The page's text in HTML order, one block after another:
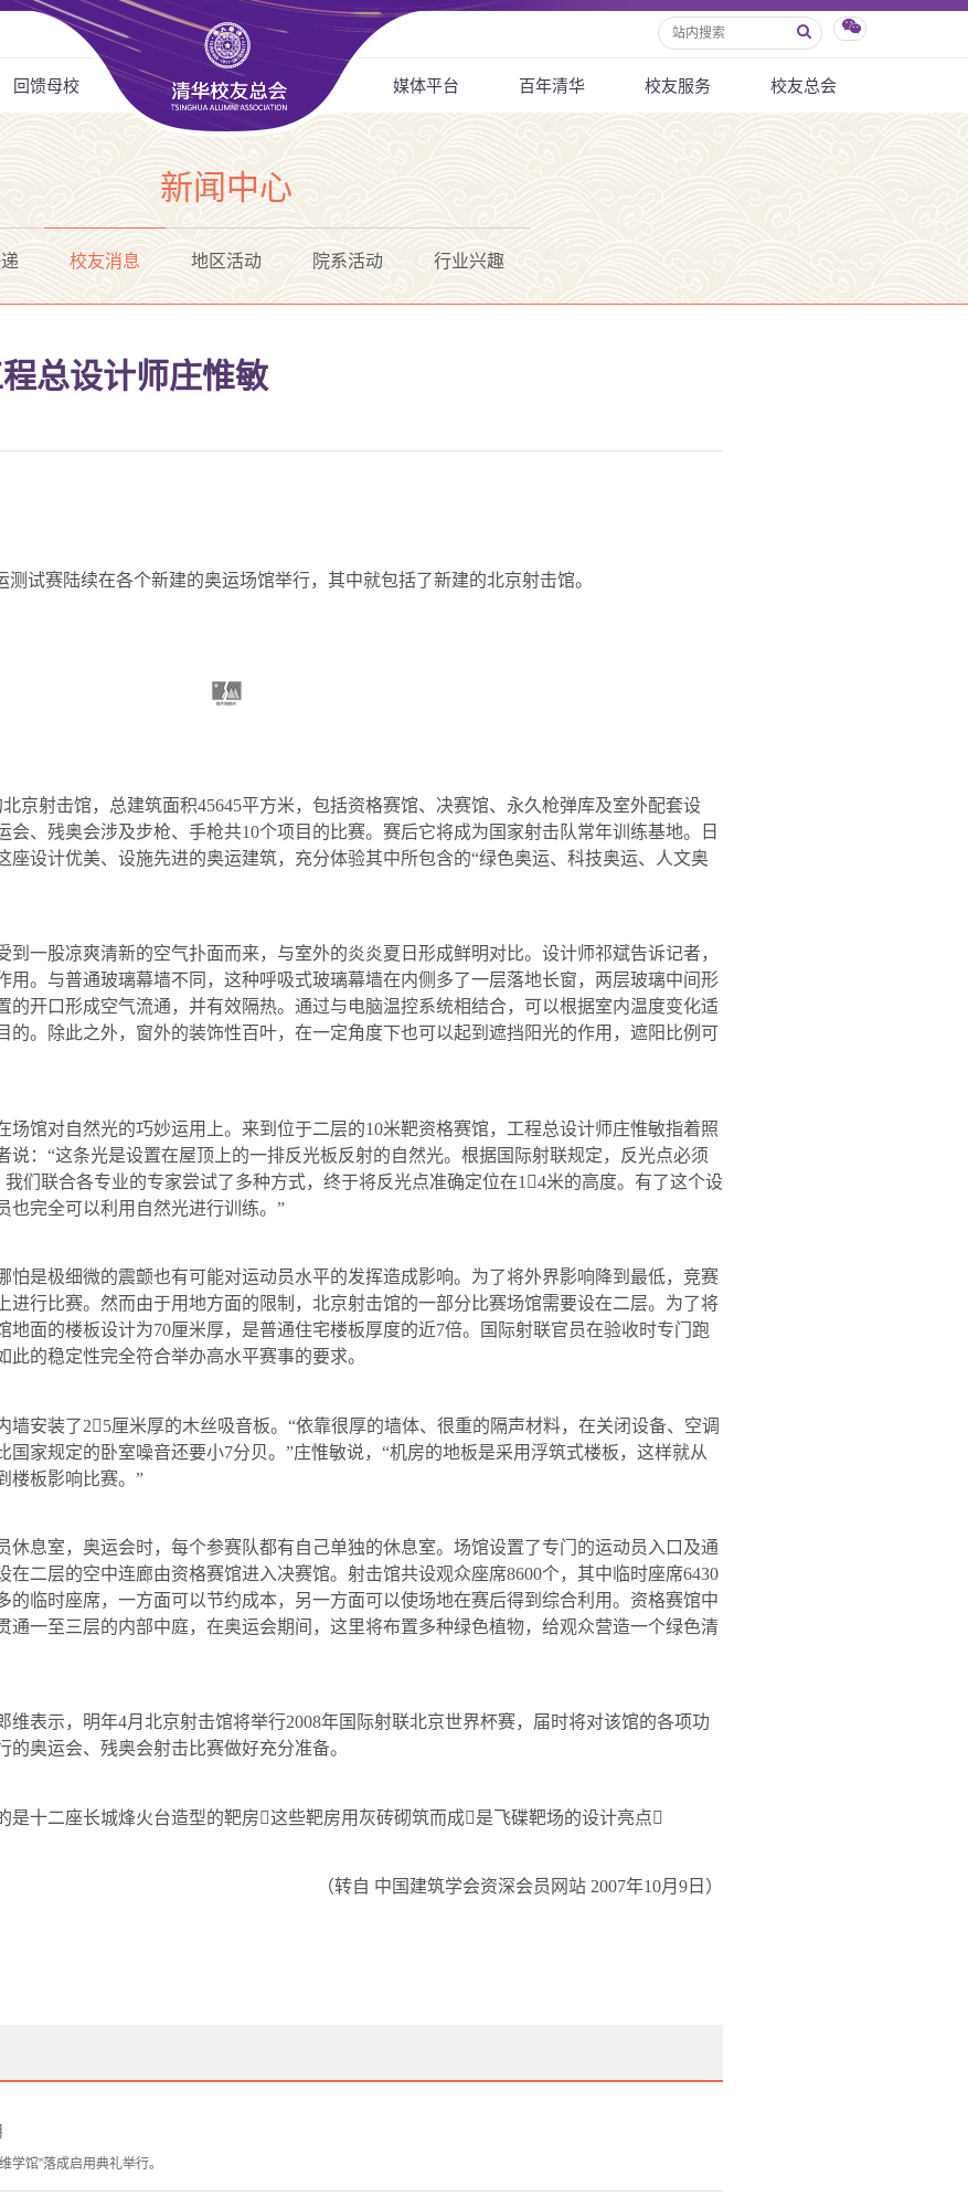
回馈母校 媒体平台 百年清华 校友服务 校友总会
新闻中心
校友消息 地区活动 院系活动 行业兴趣
总设计师庄惟敏
测试赛陆续在各个新建的奥运场馆举行，其中就包括了新建的北京射击馆。
北京射击馆，总建筑面积45645平方米，包括资格赛馆、决赛馆、永久枪弹库及室外配套设
会、残奥会涉及步枪、手枪共10个项目的比赛。赛后它将成为国家射击队常年训练基地。日
座设计优美、设施先进的奥运建筑，充分体验其中所包含的“绿色奥运、科技奥运、人文奥
到一股凉爽清新的空气扑面而来，与室外的炎炎夏日形成鲜明对比。设计师祁斌告诉记者，
用。与普通玻璃幕墙不同，这种呼吸式玻璃幕墙在内侧多了一层落地长窗，两层玻璃中间形
的开口形成空气流通，并有效隔热。通过与电脑温控系统相结合，可以根据室内温度变化适
的。除此之外，窗外的装饰性百叶，在一定角度下也可以起到遮挡阳光的作用，遮阳比例可
场馆对自然光的巧妙运用上。来到位于二层的10米靶资格赛馆，工程总设计师庄惟敏指着照
说：“这条光是设置在屋顶上的一排反光板反射的自然光。根据国际射联规定，反光点必须
我们联合各专业的专家尝试了多种方式，终于将反光点准确定位在1 4米的高度。有了这个设
也完全可以利用自然光进行训练。”
怕是极细微的震颤也有可能对运动员水平的发挥造成影响。为了将外界影响降到最低，竞赛
进行比赛。然而由于用地方面的限制，北京射击馆的一部分比赛场馆需要设在二层。为了将
地面的楼板设计为70厘米厚，是普通住宅楼板厚度的近7倍。国际射联官员在验收时专门跑
的稳定性完全符合举办高水平赛事的要求。
墙安装了25厘米厚的木丝吸音板。“依靠很厚的墙体、很重的隔声材料，在关闭设备、空调
国家规定的卧室噪音还要小7分贝。”庄惟敏说，“机房的地板是采用浮筑式楼板，这样就从
楼板影响比赛。”
休息室，奥运会时，每个参赛队都有自己单独的休息室。场馆设置了专门的运动员入口及通
在二层的空中连廊由资格赛馆进入决赛馆。射击馆共设观众座席8600个，其中临时座席6430
的临时座席，一方面可以节约成本，另一方面可以使场地在赛后得到综合利用。资格赛馆中
通一至三层的内部中庭，在奥运会期间，这里将布置多种绿色植物，给观众营造一个绿色清
维表示，明年4月北京射击馆将举行2008年国际射联北京世界杯赛，届时将对该馆的各项功
奥运会、残奥会射击比赛做好充分准备。
是十二座长城烽火台造型的靶房这些靶房用灰砖砌筑而成是飞碟靶场的设计亮点
（转自 中国建筑学会资深会员网站 2007年10月 9 日）
学馆”落成启用典礼举行。